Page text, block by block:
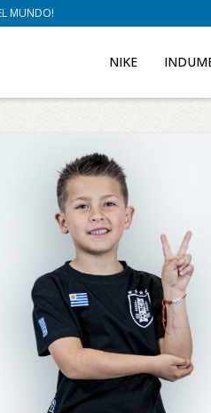
NIKE
MUNDO!